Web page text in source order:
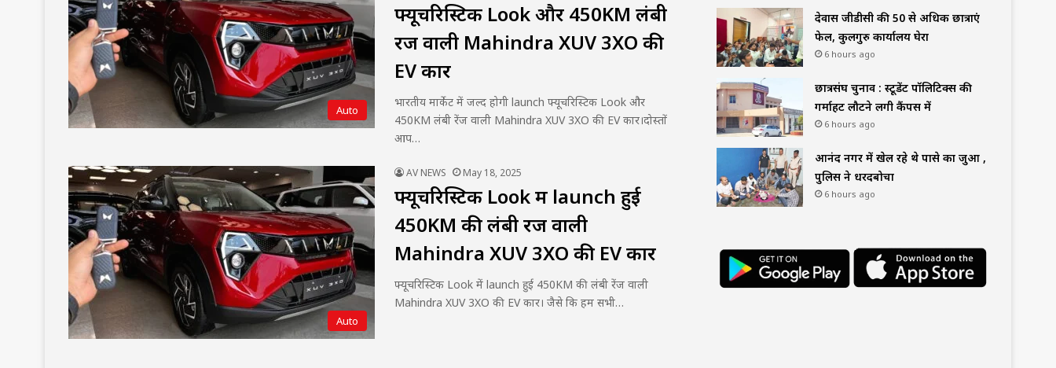
Auto
फ्यूचरिस्टिक Look और 450KM लंबी
रेंज वाली Mahindra XUV 3XO की
EV कार
भारतीय मार्केट में जल्द होगी launch फ्यूचरिस्टिक Look और
450KM लंबी रेंज वाली Mahindra XUV 3XO की EV कार।दोस्तों
आप…
Auto
AV NEWS May 18, 2025
फ्यूचरिस्टिक Look में launch हुई
450KM की लंबी रेंज वाली
Mahindra XUV 3XO की EV कार
फ्यूचरिस्टिक Look में launch हुई 450KM की लंबी रेंज वाली
Mahindra XUV 3XO की EV कार। जैसे कि हम सभी…
देवास जीडीसी की 50 से अधिक छात्राएं
फेल, कुलगुरु कार्यालय घेरा
6 hours ago
छात्रसंघ चुनाव : स्टूडेंट पॉलिटिक्स की
गर्माहट लौटने लगी कैंपस में
6 hours ago
आनंद नगर में खेल रहे थे पासे का जुआ ,
पुलिस ने धरदबोचा
6 hours ago